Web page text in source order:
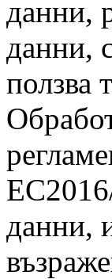
данни,
данни,
ползва
данни,